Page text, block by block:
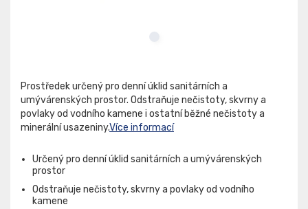
Prostředek určený pro denní úklid sanitárních a
umývárenských prostor. Odstraňuje nečistoty, skvrny a
povlaky od vodního kamene i ostatní běžné nečistoty a
minerální usazeniny.Více informací
Určený pro denní úklid sanitárních a umývárenských
prostor
Odstraňuje nečistoty, skvrny a povlaky od vodního
kamene